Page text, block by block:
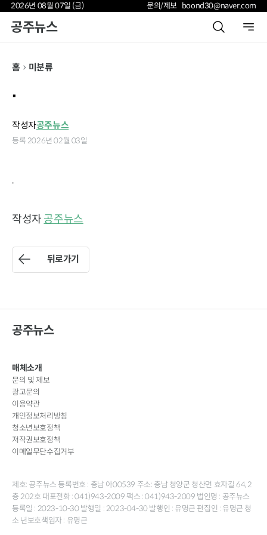
2026년 08월 07일 (금) 문의/제보 boond30@naver.com
공주뉴스
홈 미분류
.
작성자공주뉴스
등록 2026년 02월 03일
.
작성자 공주뉴스
뒤로가기
공주뉴스
매체소개
문의 및 제보
광고문의
이용약관
개인정보처리방침
청소년보호정책
저작권보호정책
이메일무단수집거부
제호: 공주뉴스 등록번호 : 충남 아00539 주소: 충남 청양군 청산면 효자길 64, 2
층 202호 대표전화 : 041)943-2009 팩스 : 041)943-2009 법인명 : 공주뉴스
등록일 : 2023-10-30 발행일 : 2023-04-30 발행인 : 유명근 편집인 : 유명근 청
소 년보호책임자 : 유명근